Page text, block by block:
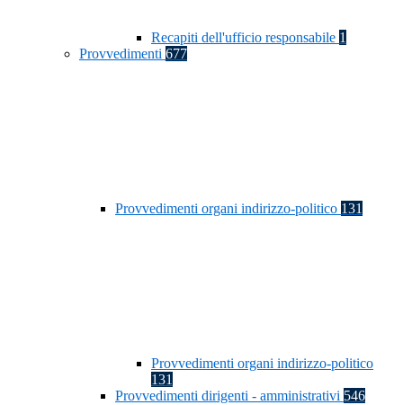
Recapiti dell'ufficio responsabile 1
Provvedimenti 677
Provvedimenti organi indirizzo-politico 131
Provvedimenti organi indirizzo-politico
131
Provvedimenti dirigenti - amministrativi 546